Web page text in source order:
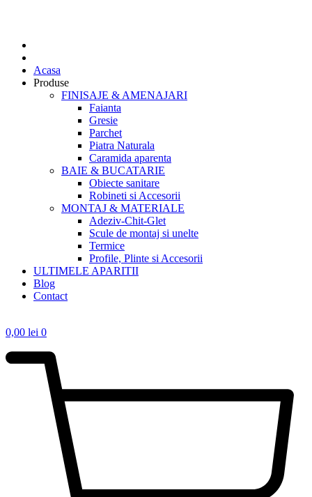
Acasa
Produse
FINISAJE & AMENAJARI
Faianta
Gresie
Parchet
Piatra Naturala
Caramida aparenta
BAIE & BUCATARIE
Obiecte sanitare
Robineti si Accesorii
MONTAJ & MATERIALE
Adeziv-Chit-Glet
Scule de montaj si unelte
Termice
Profile, Plinte si Accesorii
ULTIMELE APARITII
Blog
Contact
0,00 lei 0